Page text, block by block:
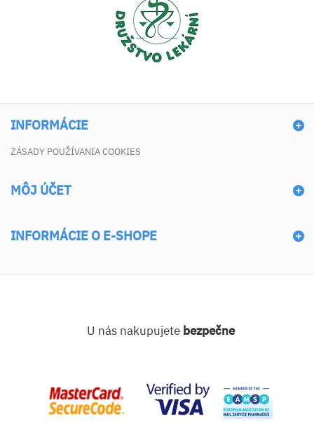
INFORMÁCIE
ZÁSADY POUŽÍVANIA COOKIES
MÔJ ÚČET
INFORMÁCIE O E-SHOPE
U nás nakupujete bezpečne